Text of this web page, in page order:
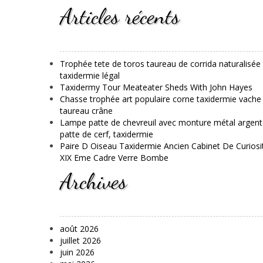
Articles récents
Trophée tete de toros taureau de corrida naturalisée
taxidermie légal
Taxidermy Tour Meateater Sheds With John Hayes
Chasse trophée art populaire corne taxidermie vache
taureau crâne
Lampe patte de chevreuil avec monture métal
patte de cerf, taxidermie
Paire D Oiseau Taxidermie Ancien Cabinet De
XIX Eme Cadre Verre Bombe
Archives
août 2026
juillet 2026
juin 2026